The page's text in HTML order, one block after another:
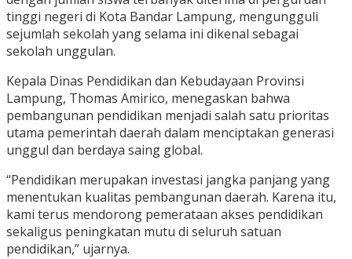
tinggi negeri di Kota Bandar Lampung, mengungguli
sejumlah sekolah yang selama ini dikenal sebagai
sekolah unggulan.
Kepala Dinas Pendidikan dan Kebudayaan Provinsi
Lampung, Thomas Amirico, menegaskan bahwa
pembangunan pendidikan menjadi salah satu prioritas
utama pemerintah daerah dalam menciptakan generasi
unggul dan berdaya saing global.
“Pendidikan merupakan investasi jangka panjang yang
menentukan kualitas pembangunan daerah. Karena itu,
kami terus mendorong pemerataan akses pendidikan
sekaligus peningkatan mutu di seluruh satuan
pendidikan,” ujarnya.